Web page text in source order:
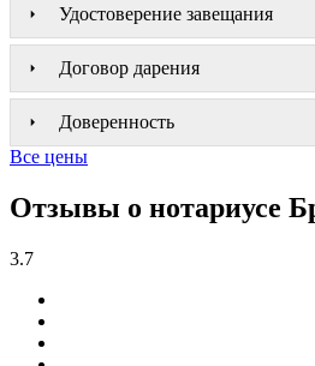
Удостоверение завещания
Договор дарения
Доверенность
Все цены
Отзывы о нотариусе
3.7